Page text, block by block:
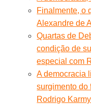
Finalmente, o
Alexandre de
Quartas de
condição de
especial com
A democracia
surgimento do
Rodrigo